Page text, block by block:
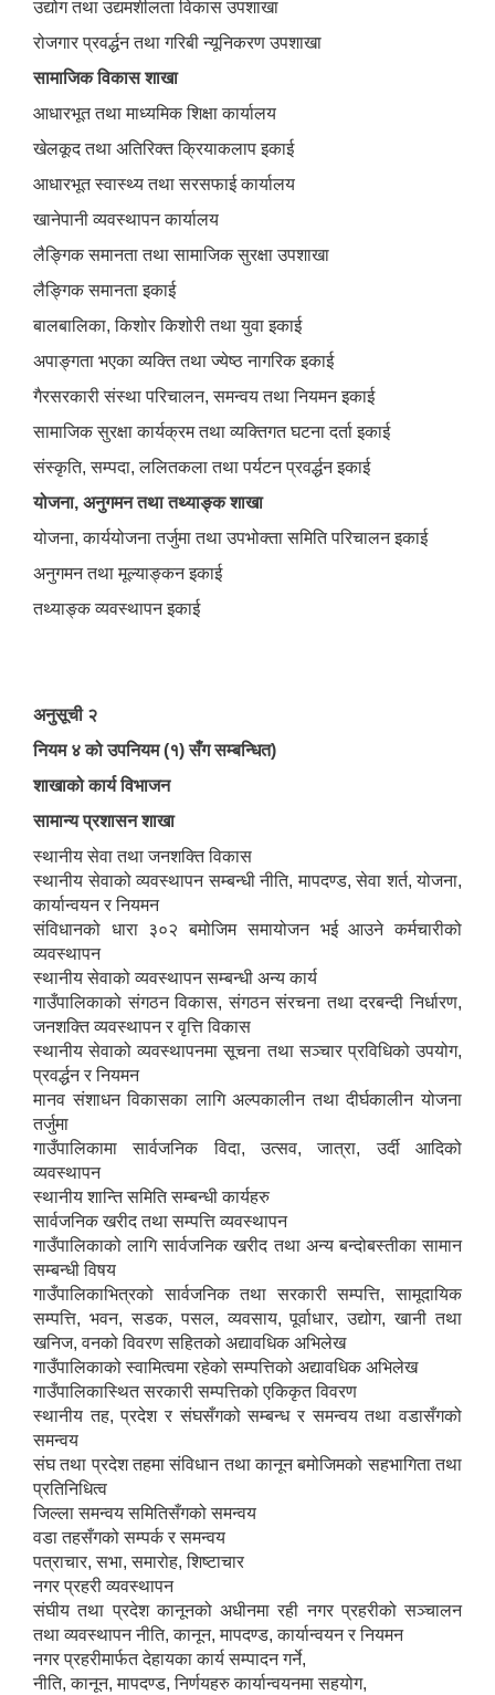
उद्योग तथा उद्यमशीलता विकास उपशाखा
रोजगार प्रवर्द्धन तथा गरिबी न्यूनिकरण उपशाखा
सामाजिक विकास शाखा
आधारभूत तथा माध्यमिक शिक्षा कार्यालय
खेलकूद तथा अतिरिक्त क्रियाकलाप इकाई
आधारभूत स्वास्थ्य तथा सरसफाई कार्यालय
खानेपानी व्यवस्थापन कार्यालय
लैङ्गिक समानता तथा सामाजिक सुरक्षा उपशाखा
लैङ्गिक समानता इकाई
बालबालिका, किशोर किशोरी तथा युवा इकाई
अपाङ्गता भएका व्यक्ति तथा ज्येष्ठ नागरिक इकाई
गैरसरकारी संस्था परिचालन, समन्वय तथा नियमन इकाई
सामाजिक सुरक्षा कार्यक्रम तथा व्यक्तिगत घटना दर्ता इकाई
संस्कृति, सम्पदा, ललितकला तथा पर्यटन प्रवर्द्धन इकाई
योजना, अनुगमन तथा तथ्याङ्क शाखा
योजना, कार्ययोजना तर्जुमा तथा उपभोक्ता समिति परिचालन इकाई
अनुगमन तथा मूल्याङ्कन इकाई
तथ्याङ्क व्यवस्थापन इकाई
अनुसूची २
नियम ४ को उपनियम (१) सँग सम्बन्धित)
शाखाको कार्य विभाजन
सामान्य प्रशासन शाखा
स्थानीय सेवा तथा जनशक्ति विकास
स्थानीय सेवाको व्यवस्थापन सम्बन्धी नीति, मापदण्ड, सेवा शर्त, योजना,
कार्यान्वयन र नियमन
संविधानको धारा ३०२ बमोजिम समायोजन भई आउने कर्मचारीको
व्यवस्थापन
स्थानीय सेवाको व्यवस्थापन सम्बन्धी अन्य कार्य
गाउँपालिकाको संगठन विकास, संगठन संरचना तथा दरबन्दी निर्धारण,
जनशक्ति व्यवस्थापन र वृत्ति विकास
स्थानीय सेवाको व्यवस्थापनमा सूचना तथा सञ्चार प्रविधिको उपयोग,
प्रवर्द्धन र नियमन
मानव संशाधन विकासका लागि अल्पकालीन तथा दीर्घकालीन योजना
तर्जुमा
गाउँपालिकामा सार्वजनिक विदा, उत्सव, जात्रा, उर्दी आदिको
व्यवस्थापन
स्थानीय शान्ति समिति सम्बन्धी कार्यहरु
सार्वजनिक खरीद तथा सम्पत्ति व्यवस्थापन
गाउँपालिकाको लागि सार्वजनिक खरीद तथा अन्य बन्दोबस्तीका सामान
सम्बन्धी विषय
गाउँपालिकाभित्रको सार्वजनिक तथा सरकारी सम्पत्ति, सामूदायिक
सम्पत्ति, भवन, सडक, पसल, व्यवसाय, पूर्वाधार, उद्योग, खानी तथा
खनिज, वनको विवरण सहितको अद्यावधिक अभिलेख
गाउँपालिकाको स्वामित्वमा रहेको सम्पत्तिको अद्यावधिक अभिलेख
गाउँपालिकास्थित सरकारी सम्पत्तिको एकिकृत विवरण
स्थानीय तह, प्रदेश र संघसँगको सम्बन्ध र समन्वय तथा वडासँगको
समन्वय
संघ तथा प्रदेश तहमा संविधान तथा कानून बमोजिमको सहभागिता तथा
प्रतिनिधित्व
जिल्ला समन्वय समितिसँगको समन्वय
वडा तहसँगको सम्पर्क र समन्वय
पत्राचार, सभा, समारोह, शिष्टाचार
नगर प्रहरी व्यवस्थापन
संघीय तथा प्रदेश कानूनको अधीनमा रही नगर प्रहरीको सञ्चालन
तथा व्यवस्थापन नीति, कानून, मापदण्ड, कार्यान्वयन र नियमन
नगर प्रहरीमार्फत देहायका कार्य सम्पादन गर्ने,
नीति, कानून, मापदण्ड, निर्णयहरु कार्यान्वयनमा सहयोग,